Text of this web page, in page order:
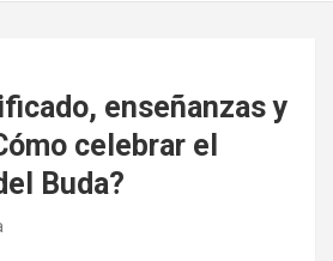
enseñanzas y
celebrar el
Buda?